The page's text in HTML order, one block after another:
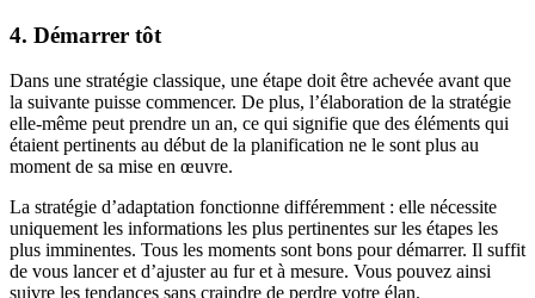
4. Démarrer tôt
Dans une stratégie classique, une étape doit être achevée avant que
la suivante puisse commencer. De plus, l’élaboration de la stratégie
elle-même peut prendre un an, ce qui signifie que des éléments qui
étaient pertinents au début de la planification ne le sont plus au
moment de sa mise en œuvre.
La stratégie d’adaptation fonctionne différemment : elle nécessite
uniquement les informations les plus pertinentes sur les étapes les
plus imminentes. Tous les moments sont bons pour démarrer. Il suffit
de vous lancer et d’ajuster au fur et à mesure. Vous pouvez ainsi
suivre les tendances sans craindre de perdre votre élan.